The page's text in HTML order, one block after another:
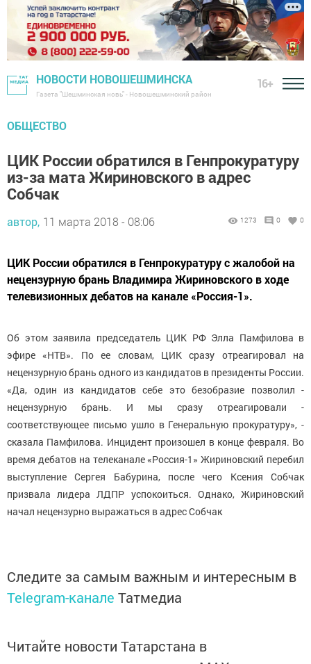
НОВОСТИ НОВОШЕШМИНСКА
Газета "Шешминская новь" - Новошешминский район
16+
ОБЩЕСТВО
ЦИК России обратился в Генпрокуратуру
из-за мата Жириновского в адрес
Собчак
автор, 11 марта 2018 - 08:06 1273 0 0
ЦИК России обратился в Генпрокуратуру с жалобой на
нецензурную брань Владимира Жириновского в ходе
телевизионных дебатов на канале «Россия-1».
Об этом заявила председатель ЦИК РФ Элла Памфилова в
эфире «НТВ». По ее словам, ЦИК сразу отреагировал на
нецензурную брань одного из кандидатов в президенты России.
«Да, один из кандидатов себе это безобразие позволил -
нецензурную брань. И мы сразу отреагировали -
соответствующее письмо ушло в Генеральную прокуратуру», -
сказала Памфилова. Инцидент произошел в конце февраля. Во
время дебатов на телеканале «Россия-1» Жириновский перебил
выступление Сергея Бабурина, после чего Ксения Собчак
призвала лидера ЛДПР успокоиться. Однако, Жириновский
начал нецензурно выражаться в адрес Собчак
Следите за самым важным и интересным в
Telegram-канале Татмедиа
Читайте новости Татарстана в